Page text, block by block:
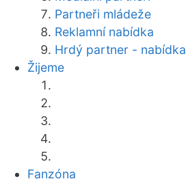
Partneři mládeže
Reklamní nabídka
Hrdý partner - nabídka
Žijeme
Fanzóna